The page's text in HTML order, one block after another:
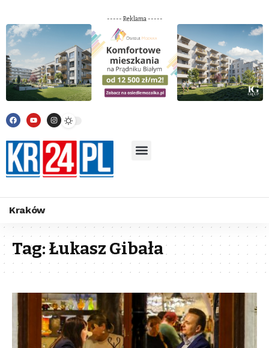
----- Reklama -----
Kraków
Tag:Łukasz Gibała